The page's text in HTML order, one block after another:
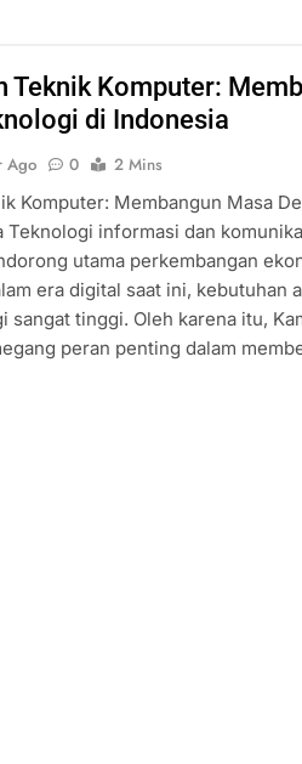
Teknik Komputer:
di Indonesia
Ago 0
2 Mins
Komputer: Membangun Masa
informasi dan
utama perkembangan
era digital saat ini, kebutuhan
sangat tinggi. Oleh karena itu,
peran penting dalam